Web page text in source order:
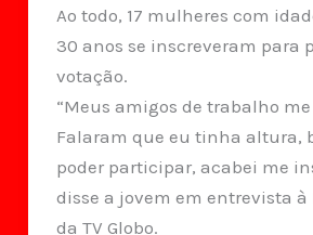
Ao todo, 17 mulheres com
30 anos se inscreveram para
votação.
“Meus amigos de trabalho
Falaram que eu tinha altura,
poder participar, acabei me
disse a jovem em entrevista à
da TV Globo.